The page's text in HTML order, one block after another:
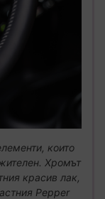
които
Хромът
красив лак,
Pepper